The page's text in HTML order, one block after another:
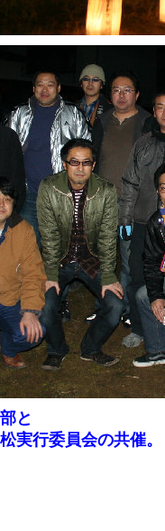
と
実行委員会の共催。